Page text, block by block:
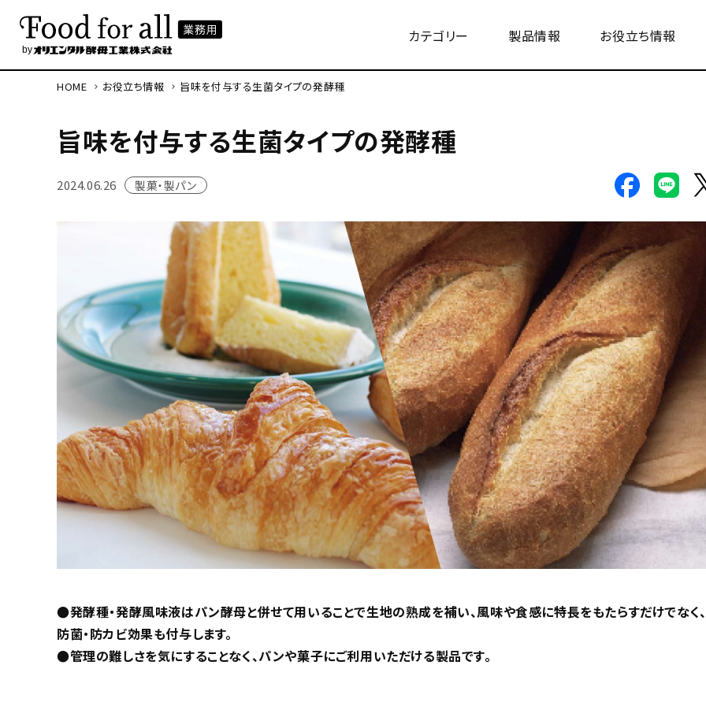
カテゴリー 製品情報 お役立ち情報
HOME お役立ち情報 旨味を付与する生菌タイプの発酵種
旨味を付与する生菌タイプの発酵種
2024.06.26 製菓・製パン
●発酵種・発酵風味液はパン酵母と併せて用いることで生地の熟成を補い、風味や食感に特長をもたらすだけでなく、
防菌・防カビ効果も付与します。
●管理の難しさを気にすることなく、パンや菓子にご利用いただける製品です。